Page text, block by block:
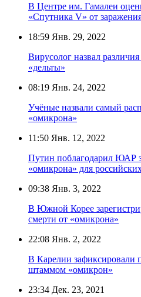
В Центре им. Гамалеи
«Спутника V» от
18:59 Янв. 29, 2022
Вирусолог назвал
«дельты»
08:19 Янв. 24, 2022
Учёные назвали самый
«омикрона»
11:50 Янв. 12, 2022
Путин поблагодарил ЮАР
«омикрона» для
09:38 Янв. 3, 2022
В Южной Корее
смерти от «омикрона»
22:08 Янв. 2, 2022
В Карелии зафиксировали
штаммом «омикрон»
23:34 Дек. 23, 2021